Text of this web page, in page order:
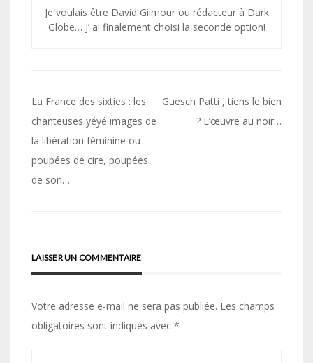
Je voulais être David Gilmour ou rédacteur à Dark
Globe… J’ ai finalement choisi la seconde option!
Navigation
de
l’article
La France des sixties : les
chanteuses yéyé images de
la libération féminine ou
poupées de cire, poupées
de son…
Guesch Patti , tiens le bien
? L’œuvre au noir…
LAISSER UN COMMENTAIRE
Votre adresse e-mail ne sera pas publiée. Les champs
obligatoires sont indiqués avec *